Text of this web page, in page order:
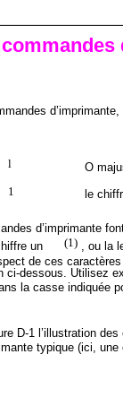
d’imprimante
un (1) , ou la
de ces
ci-dessous. Utilisez
la casse indiquée
D-1 l’illustration
typique (ici, une
l
O
1 le